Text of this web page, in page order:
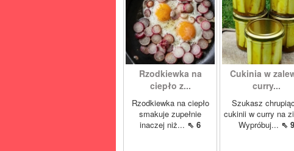
Rzodkiewka na
ciepło z...
Rzodkiewka na ciepło
smakuje zupełnie
inaczej niż... ⇖ 6
Cukinia w
curry...
Szukasz
cukinii w curry na
Wypróbuj... ⇖ 9